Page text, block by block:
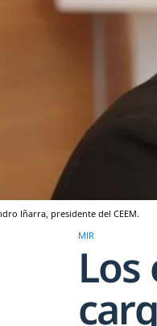
Iñarra, presidente del CEEM.
MIR